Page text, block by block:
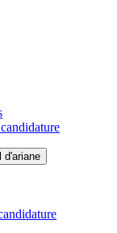
d'ariane